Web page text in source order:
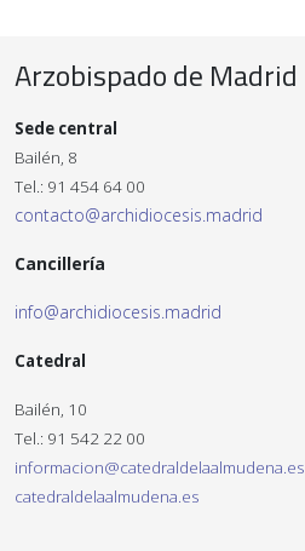
Arzobispado de Madrid
Sede central
Bailén, 8
Tel.: 91 454 64 00
contacto@archidiocesis.madrid
Cancillería
info@archidiocesis.madrid
Catedral
Bailén, 10
Tel.: 91 542 22 00
informacion@catedraldelaalmudena.es
catedraldelaalmudena.es